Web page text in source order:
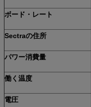
ボード・レート
Sectraの住所
パワー消費量
働く温度
電圧